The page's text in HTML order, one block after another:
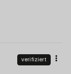
verifiziert